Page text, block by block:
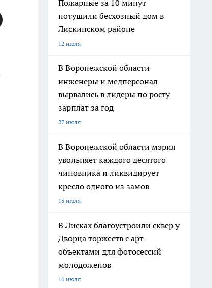
Пожарные за 10 минут
потушили бесхозный дом в
Лискинском районе
12 июля
В Воронежской области
инженеры и медперсонал
вырвались в лидеры по росту
зарплат за год
27 июля
В Воронежской области мэрия
увольняет каждого десятого
чиновника и ликвидирует
кресло одного из замов
15 июля
В Лисках благоустроили сквер у
Дворца торжеств с арт-
объектами для фотосессий
молодоженов
16 июля